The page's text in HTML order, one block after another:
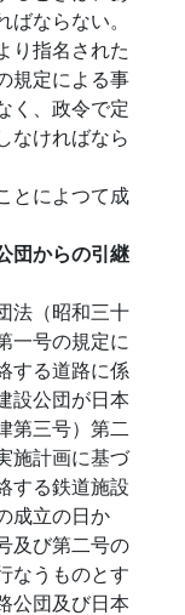
ならない。
り指名された
規定による事
く、政令で定
なければなら
とによつて成
団からの引継
法（昭和三十
一号の規定に
する道路に係
設公団が日本
第三号）第二
施計画に基づ
する鉄道施設
成立の日か
及び第二号の
なうものとす
公団及び日本